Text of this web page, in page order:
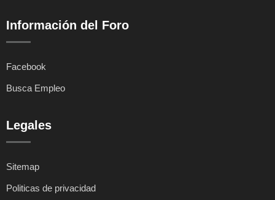
Información del Foro
Facebook
Busca Empleo
Legales
Sitemap
Politicas de privacidad